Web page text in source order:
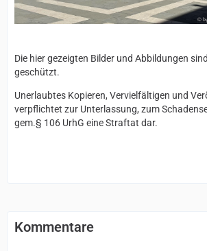
Die hier gezeigten Bilder und Abbildungen
geschützt.
Unerlaubtes Kopieren, Vervielfältigen und
verpflichtet zur Unterlassung, zum
gem.§ 106 UrhG eine Straftat dar.
Kommentare